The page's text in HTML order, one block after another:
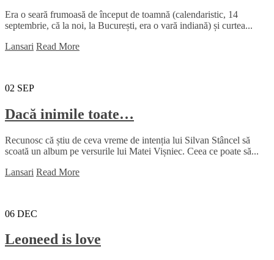
Era o seară frumoasă de început de toamnă (calendaristic, 14
septembrie, că la noi, la București, era o vară indiană) și curtea...
Lansari Read More
02 SEP
Dacă inimile toate…
Recunosc că știu de ceva vreme de intenția lui Silvan Stâncel să
scoată un album pe versurile lui Matei Vișniec. Ceea ce poate să...
Lansari Read More
06 DEC
Leoneed is love